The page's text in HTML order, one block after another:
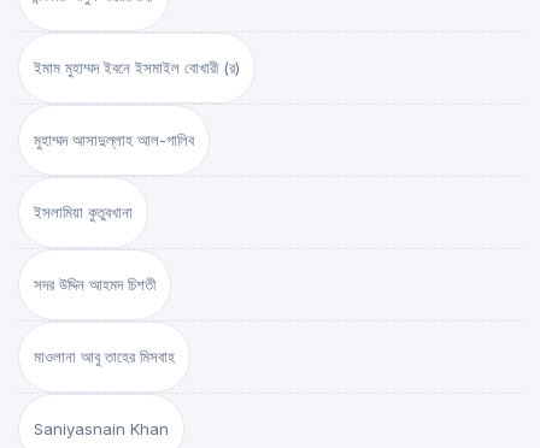
ইমাম মুহাম্মদ ইবনে ইসমাইল বোখারী (র)
মুহাম্মদ আসাদুল্লাহ আল-গালিব
ইসলামিয়া কুতুবখানা
সদর উদ্দিন আহমদ চিশতী
মাওলানা আবু তাহের মিসবাহ
Saniyasnain Khan